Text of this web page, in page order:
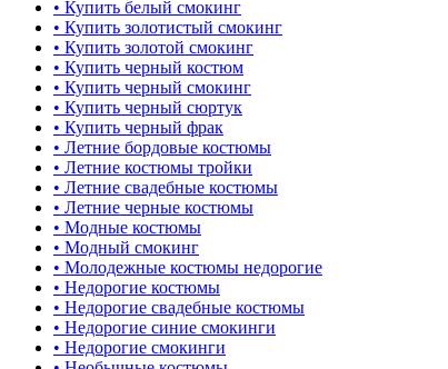
• Купить белый смокинг
• Купить золотистый смокинг
• Купить золотой смокинг
• Купить черный костюм
• Купить черный смокинг
• Купить черный сюртук
• Купить черный фрак
• Летние бордовые костюмы
• Летние костюмы тройки
• Летние свадебные костюмы
• Летние черные костюмы
• Модные костюмы
• Модный смокинг
• Молодежные костюмы недорогие
• Недорогие костюмы
• Недорогие свадебные костюмы
• Недорогие синие смокинги
• Недорогие смокинги